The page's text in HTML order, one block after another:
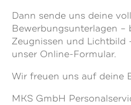
Dann sende uns deine
Bewerbungsunterlagen –
Zeugnissen und Lichtbild
unser Online-Formular.
Wir freuen uns auf deine
MKS GmbH